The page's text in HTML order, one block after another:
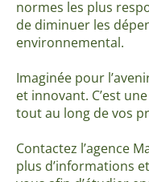
normes les plus
de diminuer les
environnemental.
Imaginée pour
et innovant. C’est
tout au long de vos
Contactez l’agence
plus d’informations